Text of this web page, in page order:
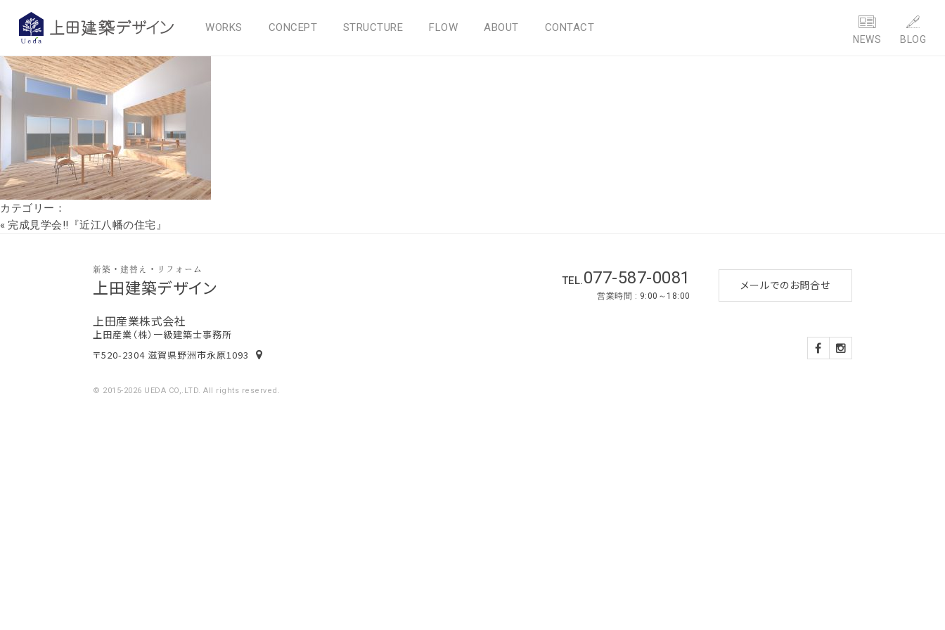
WORKS CONCEPT STRUCTURE FLOW ABOUT CONTACT
NEWS BLOG
2018年11月6日
カテゴリー：
« 完成見学会!!『近江八幡の住宅』
新築・建替え・リフォーム
上田建築デザイン
上田産業株式会社
上田産業（株）一級建築士事務所
〒520-2304 滋賀県野洲市永原1093
TEL.077-587-0081
営業時間 : 9:00～18:00
メールでのお問合せ
© 2015-2026 UEDA CO,.LTD. All rights reserved.